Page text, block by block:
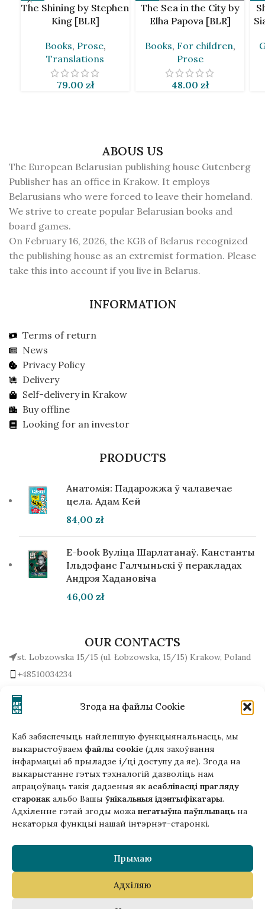
Згода на файлы Cookie
Каб забяспечыць найлепшую функцыянальнасць, мы
выкарыстоўваем файлы cookie (для захоўвання
інфармацыі аб прыладзе і/ці доступу да яе). Згода на
выкарыстанне гэтых тэхналогій дазволіць нам
апрацоўваць такія дадзеныя як асаблівасці прагляду
старонак альбо Вашы ўнікальныя ідэнтыфікатары.
Адхіленне гэтай згоды можа негатыўна паўплываць на
некаторыя функцыі нашай інтэрнэт-старонкі.
Прымаю
Адхіляю
The Shining by Stephen
King [BLR]
Books, Prose,
Translations
79.00 zł
The Sea in the City by
Elha Papova [BLR]
Books, For children,
Prose
48.00 zł
Гэтая версія сайта створана
ў рамках праекта ArtPower
з падтрымкай Еўрапейскага Саюзу
ABOUS US
The European Belarusian publishing house Gutenberg
Publisher has an office in Krakow. It employs
Belarusians who were forced to leave their homeland.
We strive to create popular Belarusian books and
board games.
On February 16, 2026, the KGB of Belarus recognized
the publishing house as an extremist formation. Please
take this into account if you live in Belarus.
INFORMATION
Terms of return
News
Privacy Policy
Delivery
Self-delivery in Krakow
Buy offline
Looking for an investor
PRODUCTS
Анатомія: Падарожжа ў чалавечае
цела. Адам Кей
84,00 zł
E-book Вуліца Шарлатанаў. Канстанты
Ільдэфанс Галчыньскі ў перакладах
Андрэя Хадановіча
46,00 zł
OUR CONTACTS
st. Lobzowska 15/15 (ul. Łobzowska, 15/15) Krakow, Poland
+48510034234
Write to us!
Copyright © 2025 Gutenberg Publisher Sp. z o.o.